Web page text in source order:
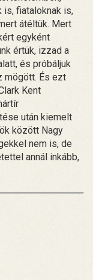
is, fiataloknak is,
átéltük. Mert
egyként
értük, izzad a
és próbáljuk
mögött. És ezt
Kent
után kiemelt
között Nagy
nem is, de
annál inkább,